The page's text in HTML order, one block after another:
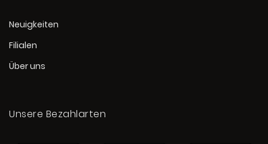
Neuigkeiten
Filialen
Über uns
Unsere Bezahlarten